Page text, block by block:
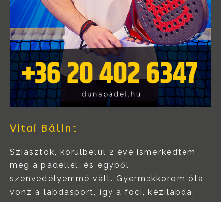
Vitai Bálint
Sziasztok, körülbelül 2 éve ismerkedtem
meg a padellel, és egyből
szenvedélyemmé vált. Gyermekkorom óta
vonz a labdasport, így a foci, kézilabda,